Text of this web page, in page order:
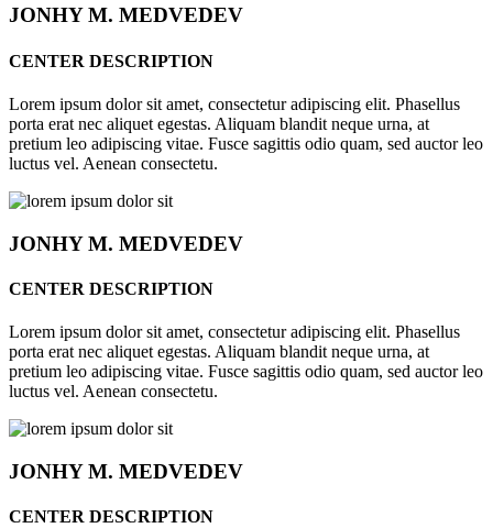
JONHYM. MEDVEDEV
CENTER DESCRIPTION
Lorem ipsum dolor sit amet, consectetur adipiscing elit. Phasellus
porta erat nec aliquet egestas. Aliquam blandit neque urna, at
pretium leo adipiscing vitae. Fusce sagittis odio quam, sed auctor leo
luctus vel. Aenean consectetu.
JONHYM. MEDVEDEV
CENTER DESCRIPTION
Lorem ipsum dolor sit amet, consectetur adipiscing elit. Phasellus
porta erat nec aliquet egestas. Aliquam blandit neque urna, at
pretium leo adipiscing vitae. Fusce sagittis odio quam, sed auctor leo
luctus vel. Aenean consectetu.
JONHYM. MEDVEDEV
CENTER DESCRIPTION